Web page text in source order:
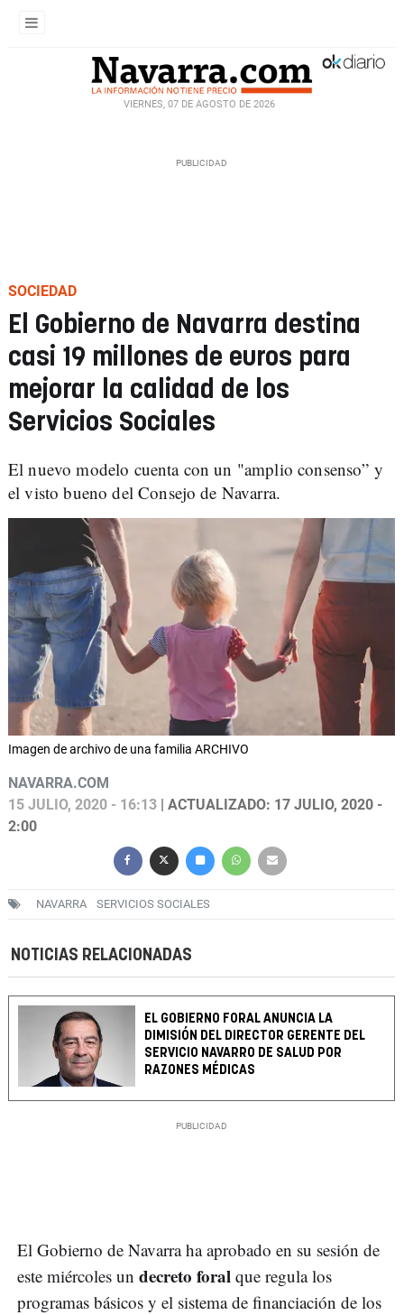
VIERNES, 07 DE AGOSTO DE 2026
SOCIEDAD
El Gobierno de Navarra destina
casi 19 millones de euros para
mejorar la calidad de los
Servicios Sociales
El nuevo modelo cuenta con un "amplio consenso” y
el visto bueno del Consejo de Navarra.
Imagen de archivo de una familia ARCHIVO
NAVARRA.COM
15 JULIO, 2020 - 16:13 | ACTUALIZADO: 17 JULIO, 2020 -
2:00
NAVARRA SERVICIOS SOCIALES
NOTICIAS RELACIONADAS
EL GOBIERNO FORAL ANUNCIA LA
DIMISIÓN DEL DIRECTOR GERENTE DEL
SERVICIO NAVARRO DE SALUD POR
RAZONES MÉDICAS
El Gobierno de Navarra ha aprobado en su sesión de
este miércoles un decreto foral que regula los
programas básicos y el sistema de financiación de los